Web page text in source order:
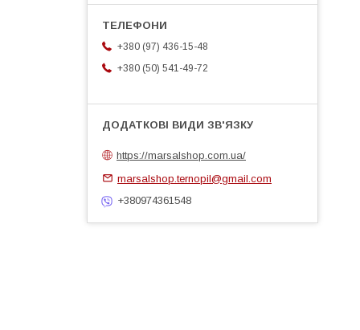
+380 (97) 436-15-48
+380 (50) 541-49-72
https://marsalshop.com.ua/
marsalshop.ternopil@gmail.com
+380974361548